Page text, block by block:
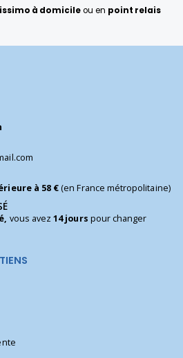
à domicileou en point relais
à 58 €(en France métropolitaine)
vous avez14 jours pour changer